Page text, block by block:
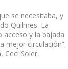
se necesitaba, y
Quilmes. La
acceso y la bajada
mejor circulación”,
Ceci Soler.